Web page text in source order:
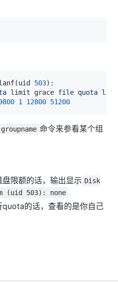
(uid 503)
limit grace file quota
1 12800 51200
命令来参看某个组
限额的话，输出显示 Disk
(uid 503): none
的话，查看的是你自己